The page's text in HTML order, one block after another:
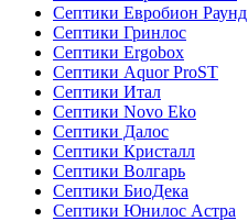
Септики Евробион Раунд
Септики Гринлос
Септики Ergobox
Септики Aquor ProST
Септики Итал
Септики Novo Eko
Септики Далос
Септики Кристалл
Септики Волгарь
Септики БиоДека
Септики Юнилос Астра